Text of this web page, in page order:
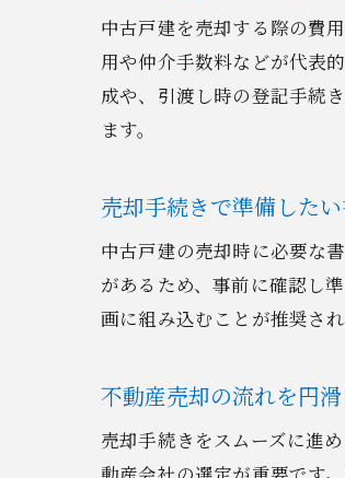
中古戸建を売却する際の費
用や仲介手数料などが代表
成や、引渡し時の登記手続
ます。
売却手続きで準備した
中古戸建の売却時に必要な
があるため、事前に確認し
画に組み込むことが推奨さ
不動産売却の流れを円
売却手続きをスムーズに進